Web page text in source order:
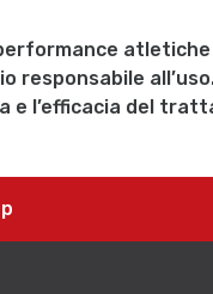
responsabile
e l’efficacia del